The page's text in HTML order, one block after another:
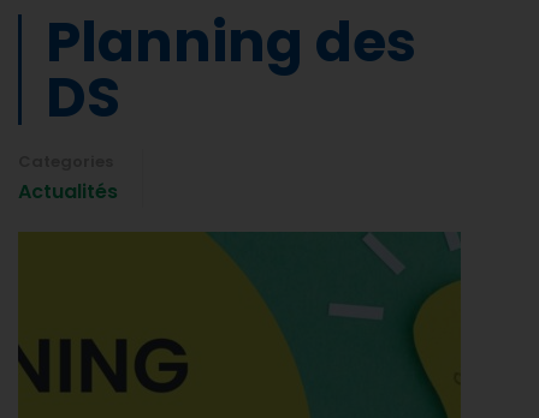
Planning des
DS
Actualités